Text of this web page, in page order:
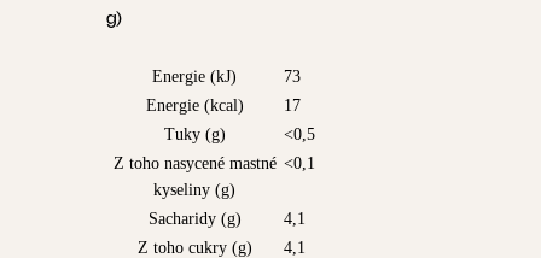
g)
Energie (kJ)
73
Energie (kcal)
17
Tuky (g)
<0,5
Z toho nasycené mastné
kyseliny (g)
<0,1
Sacharidy (g)
4,1
Z toho cukry (g)
4,1